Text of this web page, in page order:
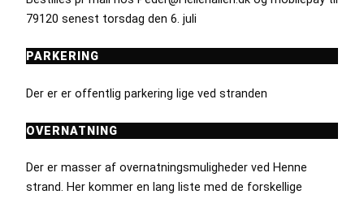
79120 senest torsdag den 6. juli
PARKERING
Der er er offentlig parkering lige ved stranden
OVERNATNING
Der er masser af overnatningsmuligheder ved Henne
strand. Her kommer en lang liste med de forskellige